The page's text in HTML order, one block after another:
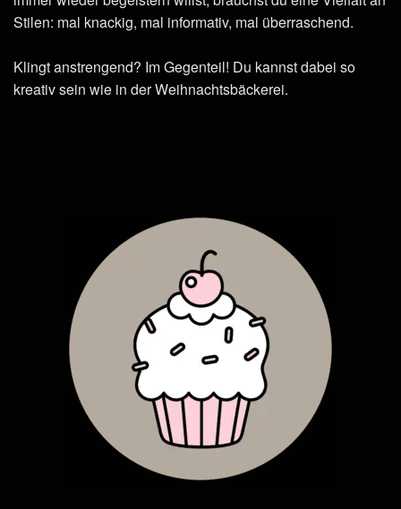
Stilen: mal knackig, mal informativ, mal überraschend.
Klingt anstrengend? Im Gegenteil! Du kannst dabei so
kreativ sein wie in der Weihnachtsbäckerei.